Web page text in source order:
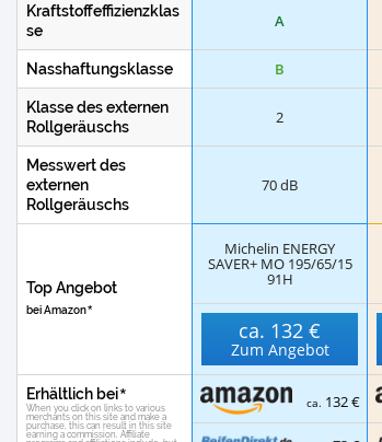
Kraftstoffeffizienzklas
se
A
Nasshaftungsklasse B
Klasse des externen
Rollgeräuschs
2
Messwert des
externen
Rollgeräuschs
70 dB
Top Angebot
bei Amazon
Michelin ENERGY
SAVER+ MO 195/65/15
91H
ca. 132 €
Zum Angebot
Erhältlich bei ca. 132 €